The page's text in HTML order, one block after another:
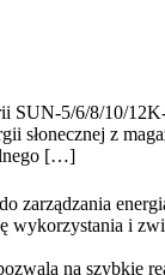
5/6/8/10/
słonecznej z
[…]
wykorzystania i
na szybkie